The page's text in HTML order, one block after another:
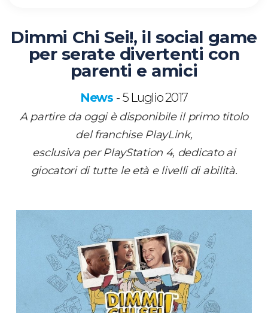
Dimmi Chi Sei!, il social game
per serate divertenti con
parenti e amici
News - 5 Luglio 2017
A partire da oggi è disponibile il primo titolo
del franchise PlayLink,
esclusiva per PlayStation 4, dedicato ai
giocatori di tutte le età e livelli di abilità.